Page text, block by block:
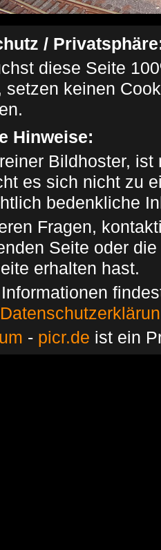
/
diese Seite
setzen keinen
Hinweise:
Bildhoster,
es sich nicht zu
bedenkliche
Fragen,
Seite oder
erhalten hast.
- picr.de ist ein